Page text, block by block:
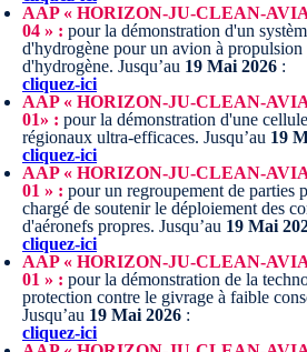
AAP « HORIZON-JU-CLEAN-
04 » : pour la démonstration d'un
d'hydrogène pour un avion à
d'hydrogène. Jusqu’au 19 Mai 2026 :
cliquez-ici
AAP « HORIZON-JU-CLEAN-
01» : pour la démonstration d'une
régionaux ultra-efficaces. Jusqu’au 19
cliquez-ici
AAP « HORIZON-JU-CLEAN-
01 » : pour un regroupement de parties
chargé de soutenir le déploiement des
d'aéronefs propres. Jusqu’au 19 Mai
cliquez-ici
AAP « HORIZON-JU-CLEAN-
01 » : pour la démonstration de la
protection contre le givrage à faible
Jusqu’au 19 Mai 2026 :
cliquez-ici